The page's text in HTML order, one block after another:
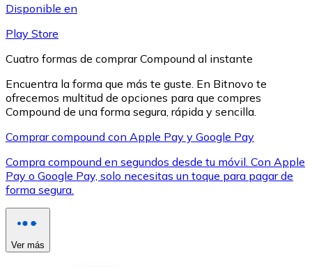
XRP
XRP
Ver todo
Disponible en
Play Store
Cuatro formas de comprar Compound al instante
Encuentra la forma que más te guste. En Bitnovo te
ofrecemos multitud de opciones para que compres
Compound de una forma segura, rápida y sencilla.
Comprar compound con Apple Pay y Google Pay
Compra compound en segundos desde tu móvil. Con Apple
Pay o Google Pay, solo necesitas un toque para pagar de
forma segura.
Ver más